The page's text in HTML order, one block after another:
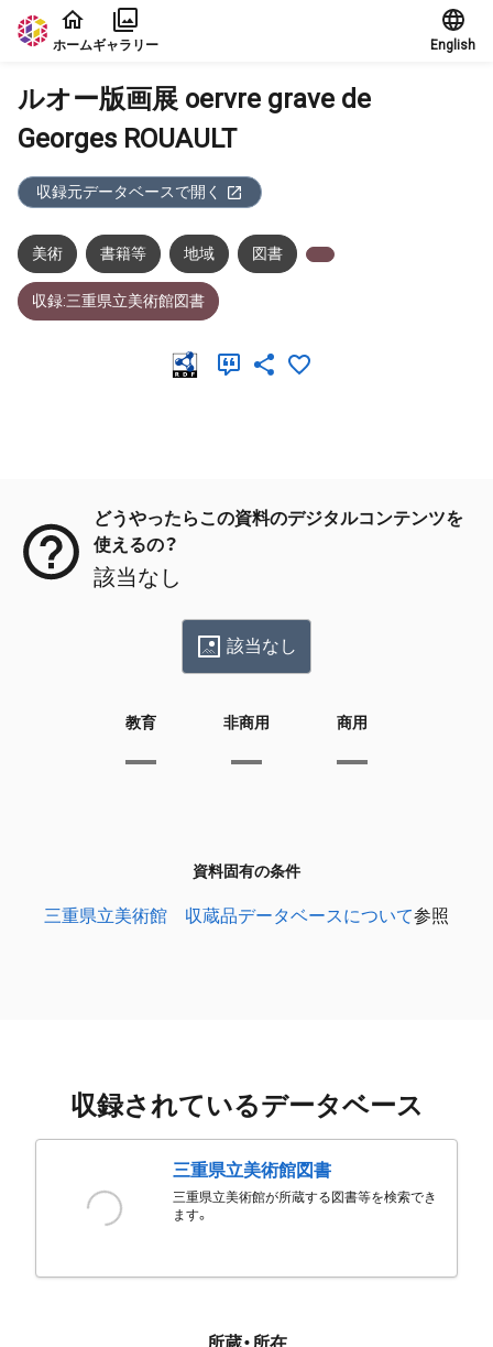
本文に飛ぶ
ホームギャラリー English
ルオー版画展 oervre grave de
Georges ROUAULT
収録元データベースで開く
美術 書籍等 地域 図書
収録:三重県立美術館図書
どうやったらこの資料のデジタルコンテンツを
使えるの？
該当なし
該当なし
教育 非商用 商用
資料固有の条件
三重県立美術館 収蔵品データベースについて参照
収録されているデータベース
三重県立美術館図書
三重県立美術館が所蔵する図書等を検索でき
ます。